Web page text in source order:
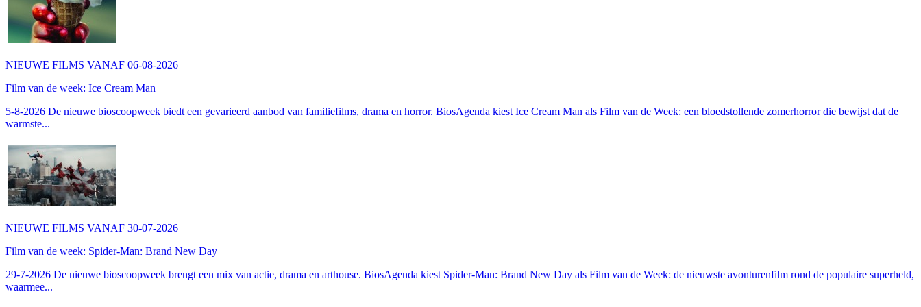
NIEUWE FILMS VANAF 06-08-2026
Film van de week: Ice Cream Man
5-8-2026 De nieuwe bioscoopweek biedt een gevarieerd aanbod van familiefilms, drama en horror. BiosAgenda kiest Ice Cream Man als Film van de Week: een bloedstollende zomerhorror die bewijst dat de
warmste...
NIEUWE FILMS VANAF 30-07-2026
Film van de week: Spider-Man: Brand New Day
29-7-2026 De nieuwe bioscoopweek brengt een mix van actie, drama en arthouse. BiosAgenda kiest Spider-Man: Brand New Day als Film van de Week: de nieuwste avonturenfilm rond de populaire superheld,
waarmee...